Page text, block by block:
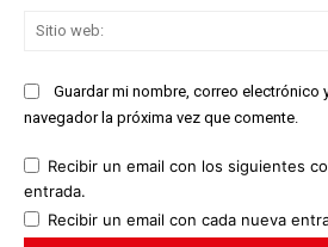
Guardar mi nombre, correo electrónico
navegador la próxima vez que comente.
Recibir un email con los siguientes
entrada.
Recibir un email con cada nueva